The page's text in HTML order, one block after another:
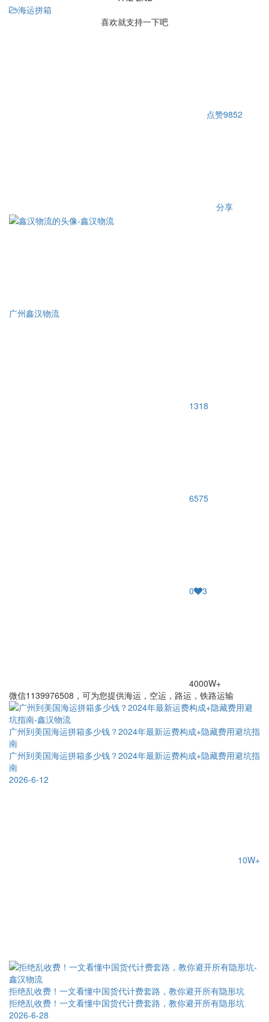
海运拼箱
喜欢就支持一下吧
点赞9852
分享
广州鑫汉物流
1318
6575
0 3
4000W+
微信1139976508，可为您提供海运，空运，路运，铁路运输
广州到美国海运拼箱多少钱？2024年最新运费构成+隐藏费用避坑指
南
广州到美国海运拼箱多少钱？2024年最新运费构成+隐藏费用避坑指
南
2026-6-12
10W+
拒绝乱收费！一文看懂中国货代计费套路，教你避开所有隐形坑
拒绝乱收费！一文看懂中国货代计费套路，教你避开所有隐形坑
2026-6-28